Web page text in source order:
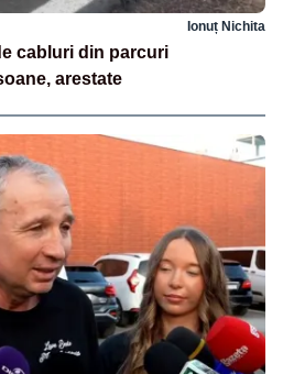
Ionuț Nichita
cabluri din parcuri
arestate